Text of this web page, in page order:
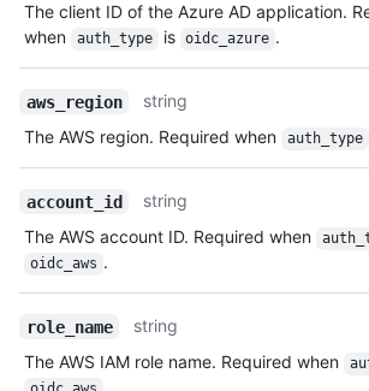
The client ID of the Azure AD application.
when
auth_type is oidc_azure .
aws_region
string
The AWS region. Required when
auth_type
account_id
string
The AWS account ID. Required when
oidc_aws .
role_name
string
The AWS IAM role name. Required when